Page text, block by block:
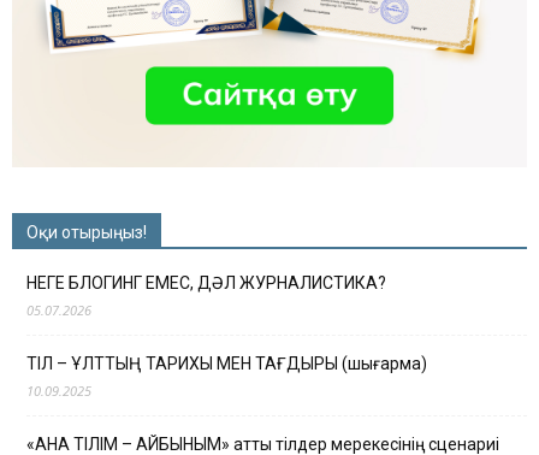
Оқи отырыңыз!
НЕГЕ БЛОГИНГ ЕМЕС, ДӘЛ ЖУРНАЛИСТИКА?
05.07.2026
ТІЛ – ҰЛТТЫҢ ТАРИХЫ МЕН ТАҒДЫРЫ (шығарма)
10.09.2025
«АНА ТІЛІМ – АЙБЫНЫМ» атты тілдер мерекесінің сценариі